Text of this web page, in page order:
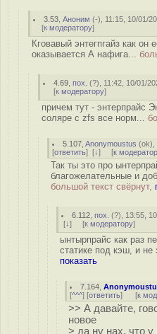
3.53 ,Аноним (-), 11:15, 10/01/
[к модератору]
Кговавый энтегпгайз как
оказывается А нафига...
4.69 ,пох. (?), 11:42, 10/01/
[к модератору]
причем тут - энтерпрайс
соляре с zfs все норм...
5.107 ,Anonymoustus (ok),
[ответить] [↓] [к
Так ты это про
благожелательные и
большой текст свёрнут,
6.112 ,пох. (?), 13:55,
[↓] [к модератору]
ынтырпрайс как раз
статике под кэш, и не
показать
7.164 ,
[^^^] [ответить] [к
>> А давайте,
новое
> да ну нах, что у